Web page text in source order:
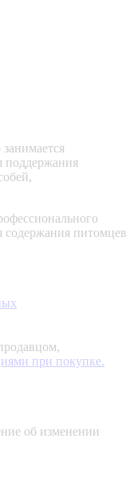
поддержания
содержания питомцев
при покупке.
об изменении